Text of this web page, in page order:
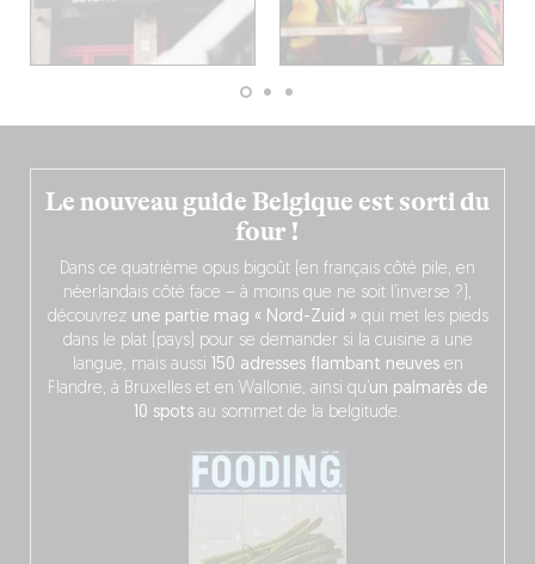
Le nouveau guide Belgique est sorti du
four !
Dans ce quatrième opus bigoût (en français côté pile, en
néerlandais côté face – à moins que ne soit l’inverse ?),
découvrez une partie mag « Nord-Zuid » qui met les pieds
dans le plat (pays) pour se demander si la cuisine a une
langue, mais aussi 150 adresses flambant neuvesen
Flandre, à Bruxelles et en Wallonie, ainsi qu’ un palmarès de
10 spots au sommet de la belgitude.